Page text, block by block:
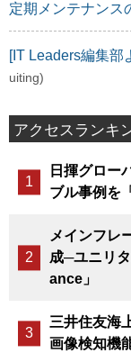
定期メンテナンス
[IT Leaders編集部
uiting)
アクセスランキ
日揮グロー
ブル事例を
メインフレ
成─ユニリ
ance」
三井住友海
画像検知機